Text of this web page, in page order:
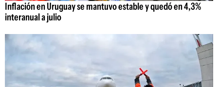
Inflación en Uruguay se mantuvo estable y quedó en 4,3%
interanual a julio